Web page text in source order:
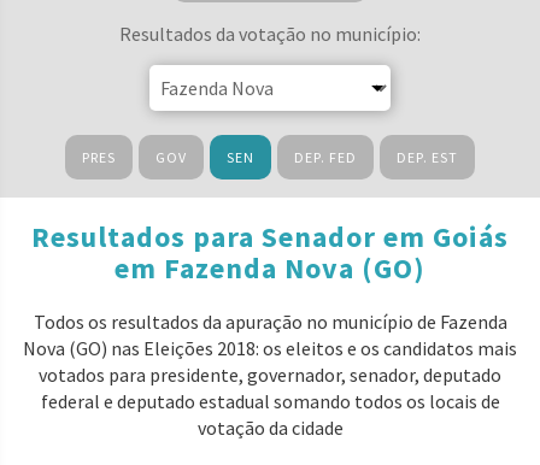
Resultados da votação no município:
PRES GOV SEN DEP. FED DEP. EST
Resultados para Senador em Goiás
em Fazenda Nova (GO)
Todos os resultados da apuração no município de Fazenda
Nova (GO) nas Eleições 2018: os eleitos e os candidatos mais
votados para presidente, governador, senador, deputado
federal e deputado estadual somando todos os locais de
votação da cidade